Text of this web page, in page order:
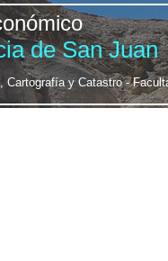
de San Juan
Cartografía y Catastro -